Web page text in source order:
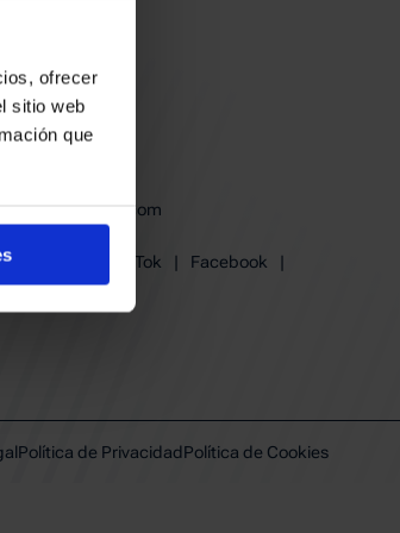
ofrecer
sitio web
que
TikTok | Facebook
|
| Linkedin
Política de PrivacidadPolítica de Cookies